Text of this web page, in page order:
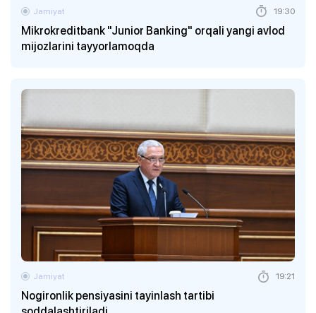
Mikrokreditbank "Junior Banking" orqali yangi avlod
mijozlarini tayyorlamoqda
Jamiyat 19:30
Nogironlik pensiyasini tayinlash tartibi
Jamiyat 19:21